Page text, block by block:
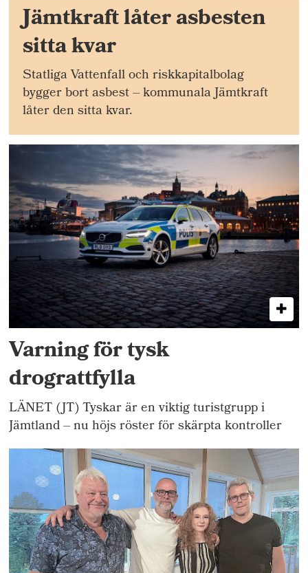
Jämtkraft låter asbesten
sitta kvar
Statliga Vattenfall och riskkapitalbolag
bygger bort asbest – kommunala Jämtkraft
låter den sitta kvar.
Varning för tysk
drograttfylla
LÄNET (JT) Tyskar är en viktig turistgrupp i
Jämtland – nu höjs röster för skärpta kontroller